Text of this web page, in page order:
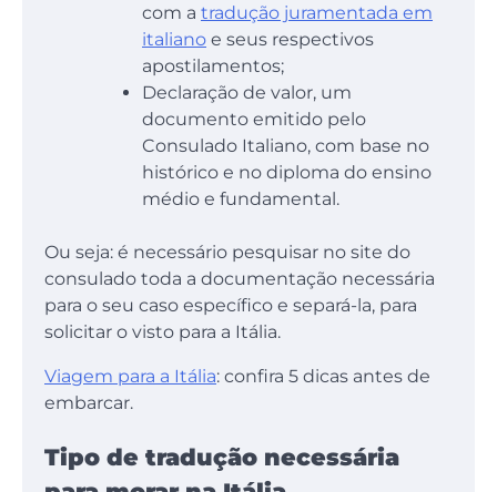
com a tradução juramentada em
italiano e seus respectivos
apostilamentos;
Declaração de valor, um
documento emitido pelo
Consulado Italiano, com base no
histórico e no diploma do ensino
médio e fundamental.
Ou seja: é necessário pesquisar no site do
consulado toda a documentação necessária
para o seu caso específico e separá-la, para
solicitar o visto para a Itália.
Viagem para a Itália: confira 5 dicas antes de
embarcar.
Tipo de tradução necessária